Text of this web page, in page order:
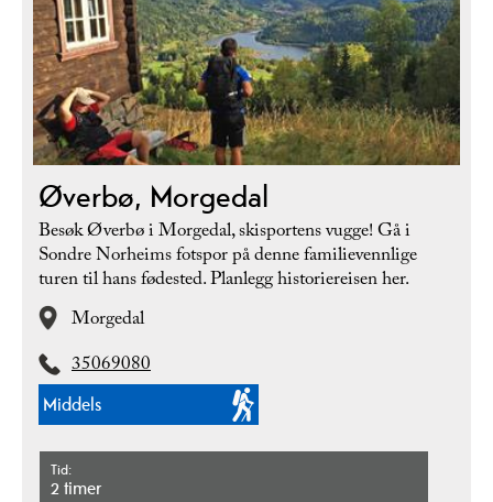
Øverbø, Morgedal
Besøk Øverbø i Morgedal, skisportens vugge! Gå i
Sondre Norheims fotspor på denne familievennlige
turen til hans fødested. Planlegg historiereisen her.
Morgedal
35069080
Middels
Tid
2 timer